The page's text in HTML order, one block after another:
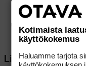
Lisää aiheesta
Kotimaista
käyttökokemus
Haluamme tarjota
käyttökokemuksen